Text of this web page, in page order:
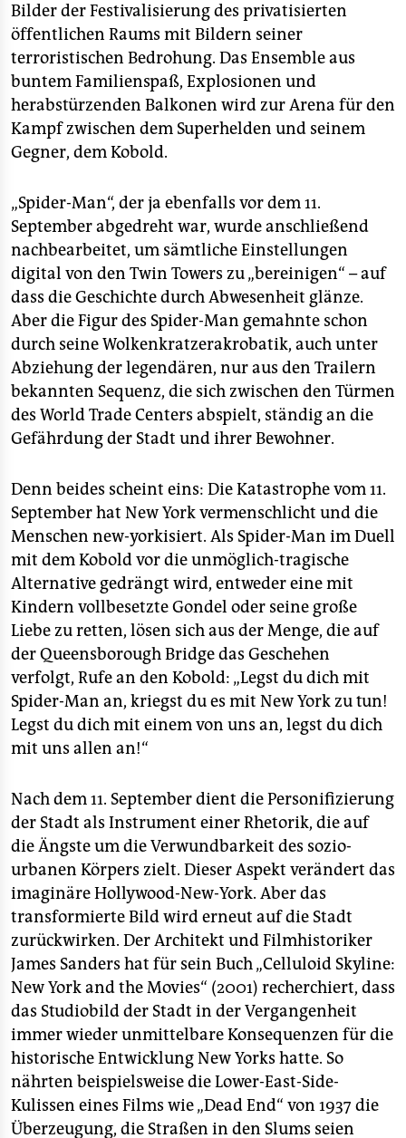
Bilder der Festivalisierung des privatisierten
öffentlichen Raums mit Bildern seiner
terroristischen Bedrohung. Das Ensemble aus
buntem Familienspaß, Explosionen und
herabstürzenden Balkonen wird zur Arena für den
Kampf zwischen dem Superhelden und seinem
Gegner, dem Kobold.
„Spider-Man“, der ja ebenfalls vor dem 11.
September abgedreht war, wurde anschließend
nachbearbeitet, um sämtliche Einstellungen
digital von den Twin Towers zu „bereinigen“ – auf
dass die Geschichte durch Abwesenheit glänze.
Aber die Figur des Spider-Man gemahnte schon
durch seine Wolkenkratzerakrobatik, auch unter
Abziehung der legendären, nur aus den Trailern
bekannten Sequenz, die sich zwischen den Türmen
des World Trade Centers abspielt, ständig an die
Gefährdung der Stadt und ihrer Bewohner.
Denn beides scheint eins: Die Katastrophe vom 11.
September hat New York vermenschlicht und die
Menschen new-yorkisiert. Als Spider-Man im Duell
mit dem Kobold vor die unmöglich-tragische
Alternative gedrängt wird, entweder eine mit
Kindern vollbesetzte Gondel oder seine große
Liebe zu retten, lösen sich aus der Menge, die auf
der Queensborough Bridge das Geschehen
verfolgt, Rufe an den Kobold: „Legst du dich mit
Spider-Man an, kriegst du es mit New York zu tun!
Legst du dich mit einem von uns an, legst du dich
mit uns allen an!“
Nach dem 11. September dient die Personifizierung
der Stadt als Instrument einer Rhetorik, die auf
die Ängste um die Verwundbarkeit des sozio-
urbanen Körpers zielt. Dieser Aspekt verändert das
imaginäre Hollywood-New-York. Aber das
transformierte Bild wird erneut auf die Stadt
zurückwirken. Der Architekt und Filmhistoriker
James Sanders hat für sein Buch „Celluloid Skyline:
New York and the Movies“ (2001) recherchiert, dass
das Studiobild der Stadt in der Vergangenheit
immer wieder unmittelbare Konsequenzen für die
historische Entwicklung New Yorks hatte. So
nährten beispielsweise die Lower-East-Side-
Kulissen eines Films wie „Dead End“ von 1937 die
Überzeugung, die Straßen in den Slums seien